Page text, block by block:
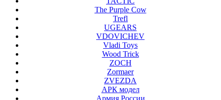
The Purple Cow
Trefl
UGEARS
VDOVICHEV
Vladi Toys
Wood Trick
ZOCH
Zormaer
ZVEZDA
АРК модел